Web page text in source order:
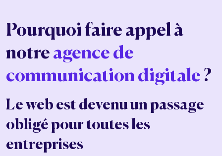
Pourquoi faire appel à
notre agence de
communication digitale ?
Le web est devenu un passage
obligé pour toutes les
entreprises